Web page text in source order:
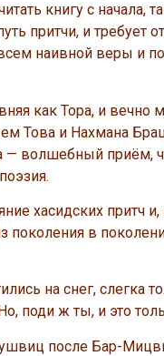
книгу с начала,
притчи, и требует
наивной веры и
как Тора, и вечно
Това и Нахмана
— волшебный приём,
хасидских притч и,
поколения в
на снег, слегка
поди ж ты, и это
после Бар-